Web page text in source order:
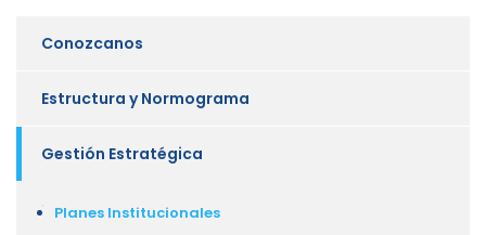
Conozcanos
Estructura y Normograma
Gestión Estratégica
Planes Institucionales